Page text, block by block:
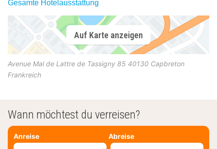
Gesamte Hotelausstattung
Auf Karte anzeigen
Avenue Mal de Lattre de Tassigny 85 40130 Capbreton
Frankreich
Wann möchtest du verreisen?
Anreise Abreise